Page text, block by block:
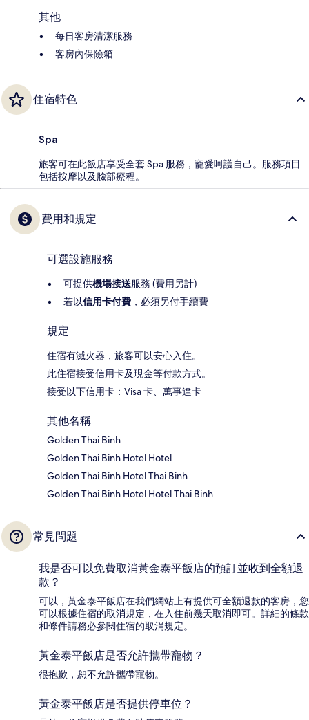
其他
每日客房清潔服務
客房內保險箱
住宿特色
Spa
旅客可在此飯店享受全套 Spa 服務，寵愛呵護自己。服務項目
包括按摩以及臉部療程。
費用和規定
可選設施服務
可提供機場接送服務 (費用另計)
若以信用卡付費 ，必須另付手續費
規定
住宿有滅火器，旅客可以安心入住。
此住宿接受信用卡及現金等付款方式。
接受以下信用卡：Visa 卡、萬事達卡
其他名稱
Golden Thai Binh
Golden Thai Binh Hotel Hotel
Golden Thai Binh Hotel Thai Binh
Golden Thai Binh Hotel Hotel Thai Binh
常見問題
我是否可以免費取消黃金泰平飯店的預訂並收到全額退
款？
可以，黃金泰平飯店在我們網站上有提供可全額退款的客房，您
可以根據住宿的取消規定，在入住前幾天取消即可。詳細的條款
和條件請務必參閱住宿的取消規定。
黃金泰平飯店是否允許攜帶寵物？
很抱歉，恕不允許攜帶寵物。
黃金泰平飯店是否提供停車位？